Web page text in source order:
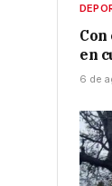
en
6 de